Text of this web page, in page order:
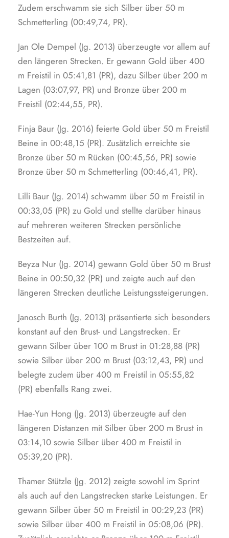
Zudem erschwamm sie sich Silber über 50 m
Schmetterling (00:49,74, PR).
Jan Ole Dempel (Jg. 2013) überzeugte vor allem auf
den längeren Strecken. Er gewann Gold über 400
m Freistil in 05:41,81 (PR), dazu Silber über 200 m
Lagen (03:07,97, PR) und Bronze über 200 m
Freistil (02:44,55, PR).
Finja Baur (Jg. 2016) feierte Gold über 50 m Freistil
Beine in 00:48,15 (PR). Zusätzlich erreichte sie
Bronze über 50 m Rücken (00:45,56, PR) sowie
Bronze über 50 m Schmetterling (00:46,41, PR).
Lilli Baur (Jg. 2014) schwamm über 50 m Freistil in
00:33,05 (PR) zu Gold und stellte darüber hinaus
auf mehreren weiteren Strecken persönliche
Bestzeiten auf.
Beyza Nur (Jg. 2014) gewann Gold über 50 m Brust
Beine in 00:50,32 (PR) und zeigte auch auf den
längeren Strecken deutliche Leistungssteigerungen.
Janosch Burth (Jg. 2013) präsentierte sich besonders
konstant auf den Brust- und Langstrecken. Er
gewann Silber über 100 m Brust in 01:28,88 (PR)
sowie Silber über 200 m Brust (03:12,43, PR) und
belegte zudem über 400 m Freistil in 05:55,82
(PR) ebenfalls Rang zwei.
Hae-Yun Hong (Jg. 2013) überzeugte auf den
längeren Distanzen mit Silber über 200 m Brust in
03:14,10 sowie Silber über 400 m Freistil in
05:39,20 (PR).
Thamer Stützle (Jg. 2012) zeigte sowohl im Sprint
als auch auf den Langstrecken starke Leistungen. Er
gewann Silber über 50 m Freistil in 00:29,23 (PR)
sowie Silber über 400 m Freistil in 05:08,06 (PR).